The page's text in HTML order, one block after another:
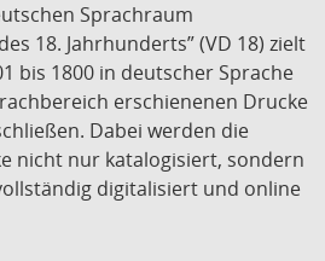
Sprachraum
18. Jahrhunderts” (VD 18) zielt
bis 1800 in deutscher Sprache
erschienenen Drucke
Dabei werden die
nicht nur katalogisiert, sondern
digitalisiert und online